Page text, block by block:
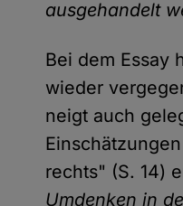
ausgehandelt
Bei dem Essay
wieder
neigt auch
rechts" (S. 14)
Umdenken in